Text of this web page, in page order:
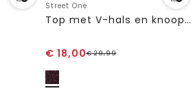
Street One
Top met V-hals en knoopjes
€ 18,00€29,99